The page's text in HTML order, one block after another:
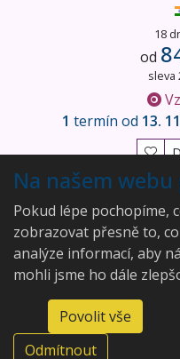
18
od
sleva
1 termín od 13.
©2026 Aleš Rajský
Na našem
Pokud lépe pochopíme,
zobrazovat přesně to,
analýze informací, aby
mohli jsme ho dále
Povolit vše
Odmítnout